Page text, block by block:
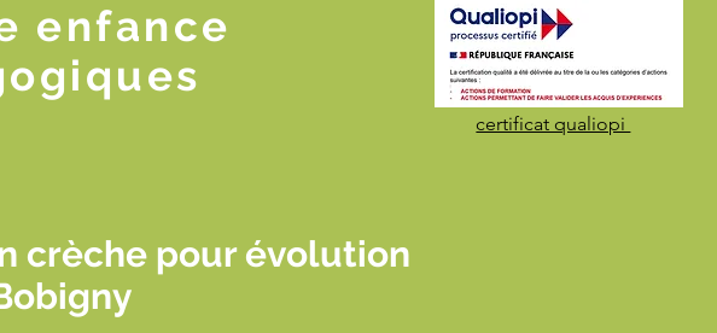
enfance
certificat qualiopi
crèche pour évolution